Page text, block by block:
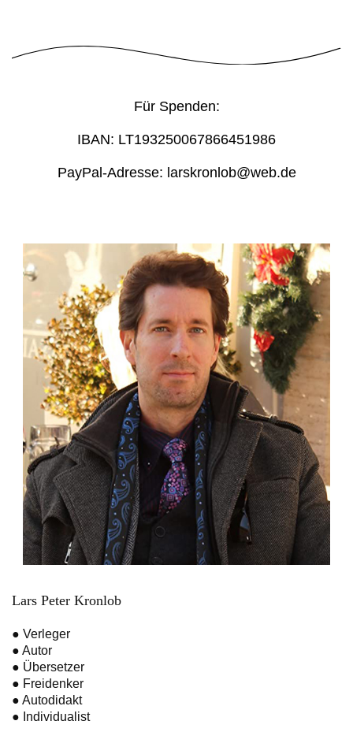
Für Spenden:
IBAN: LT193250067866451986
PayPal-Adresse: larskronlob@web.de
Lars Peter Kronlob
● Verleger
● Autor
● Übersetzer
● Freidenker
● Autodidakt
● Individualist